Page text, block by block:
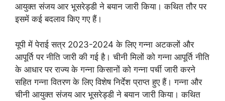
आयुक्त संजय आर भूसरेड्डी ने बयान जारी किया। कथित तौर पर
इसमें कई बदलाव किए गए हैं।
यूपी में पेराई सत्र 2023-2024 के लिए गन्ना अटकलों और
आपूर्ति पर नीति जारी की गई है। चीनी मिलों को गन्ना आपूर्ति नीति
के आधार पर राज्य के गन्ना किसानों को गन्ना पर्ची जारी करने
सहित गन्ना वितरण के लिए विशेष निर्देश प्राप्त हुए हैं। गन्ना और
चीनी आयुक्त संजय आर भूसरेड्डी ने बयान जारी किया। कथित